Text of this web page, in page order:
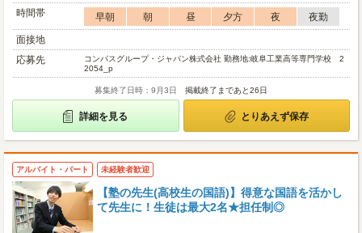
時間帯
早朝 朝 昼 夕方 夜
夜勤
面接地
応募先
コンパスグループ・ジャパン株式会社 勤務地:岐阜工業高等専門学校 2
2054_p
募集終了日時：9月3日 掲載終了まであと26日
詳細を見る とりあえず保存
アルバイト・パート 未経験者歓迎
【塾の先生(高校生の国語)】得意な国語を活かし
て先生に！生徒は最大2名★担任制◎